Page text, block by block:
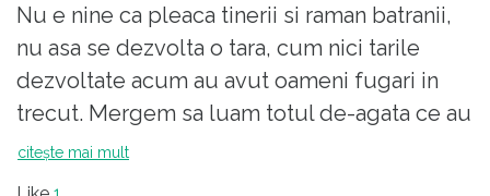
rezultatele concrete din ultimii 32 de ani.
Pentru a atenua comentariile tembele, va fac
cunoscut ca am fot unul din cei care mi-am
petrecut zilele si nopțile pe străzile
Bucureștiului in preajma unui anumit
Crăciun - si nu am așteptat si in nici un caz
Nu e nine ca pleaca tinerii si raman batranii,
nu asa se dezvolta o tara, cum nici tarile
dezvoltate acum au avut oameni fugari in
trecut. Mergem sa luam totul de-agata ce au
facut altii in loc sa muncim la noi acasa si ne
citește mai mult